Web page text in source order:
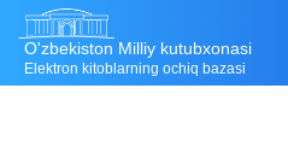
O'zbekiston Milliy kutubxonasi
Elektron kitoblarning ochiq bazasi